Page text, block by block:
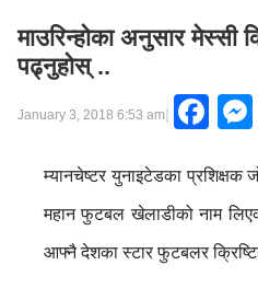
माउरिन्होका अनुसार मेस्सी
पढ्नुहोस् ..
January 3, 2018 6:53 am|
म्यानचेष्टर युनाइटेडका प्रशिक्षक
महान फुटबल खेलाडीको नाम
आफ्नै देशका स्टार फुटबलर